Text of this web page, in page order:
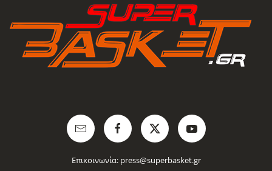
Επικοινωνία: press@superbasket.gr